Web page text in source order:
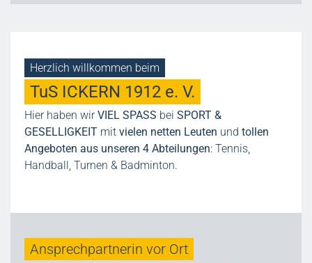
Herzlich willkommen beim
TuS ICKERN 1912 e. V.
Hier haben wirVIEL SPASS bei SPORT &
GESELLIGKEIT mit vielen netten Leuten und tollen
Angeboten aus unseren 4 Abteilungen: Tennis,
Handball, Turnen & Badminton.
Ansprechpartnerin vor Ort